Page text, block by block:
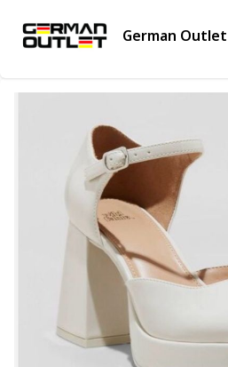
German Outlet